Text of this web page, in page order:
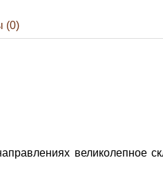
(0)
великолепное